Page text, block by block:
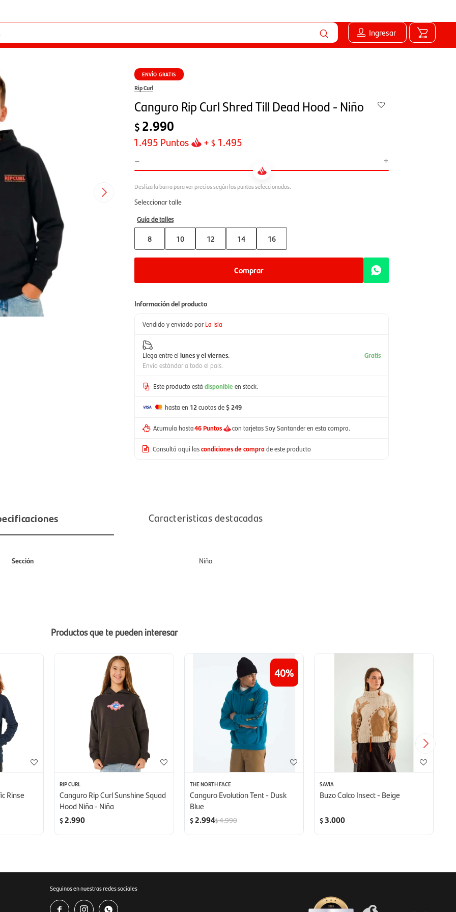
Ingresar
ENVÍO GRATIS
Rip Curl
Canguro Rip Curl Shred Till Dead Hood - Niño
$ 2.990
1.495 Puntos + $ 1.495
- +
Seleccionar talle
Guía de talles
8 10 12 14 16
Comprar
Información del producto
Vendido y enviado por La Isla
Llega entre el lunes y el viernes.
Envío estándar a todo el país.
Gratis
Este producto está disponible en stock.
hasta en 12cuotas de$ 249
Acumula hasta46 Puntos con tarjetas Soy Santander en esta compra.
Consultá aquí lascondiciones de comprade este producto
Características destacadas
Sección Niño
Productos que te pueden interesar
Rinse
RIP CURL
Canguro Rip Curl Sunshine Squad
Hood Niña - Niña
$2.990
40
THE NORTH FACE
Canguro Evolution Tent - Dusk
Blue
$2.994$4.990
SAVIA
Buzo Calco Insect - Beige
$ 3.000
Seguinos en nuestras redes sociales
  